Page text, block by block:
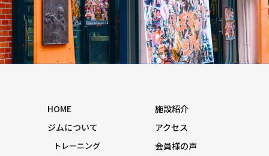
HOME
ジムについて
トレーニング
施設紹介
アクセス
会員様の声